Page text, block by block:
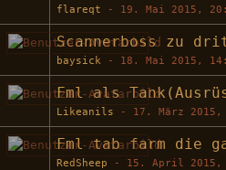
flareqt - 19. Mai 2015,
Scannerboss zu
baysick - 18. Mai 2015,
Fml als
Likeanils - 17. März 2015,
Fml tab farm die
RedSheep - 15. April 2015,